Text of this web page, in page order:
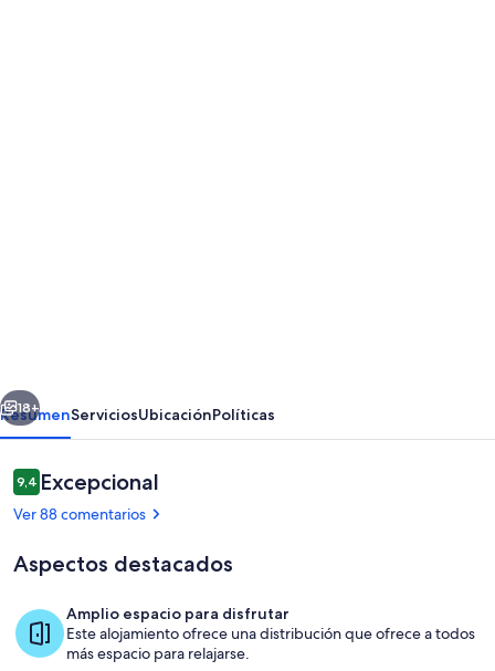
De
Carmo
Siguiente
18+
ResumenServiciosUbicaciónPolíticas
Comentarios
9,49,4 de 10
Excepcional
Ver 88 comentarios
Aspectos destacados
Amplio espacio para disfrutar
Este alojamiento ofrece una distribución que ofrece a todos
más espacio para relajarse.